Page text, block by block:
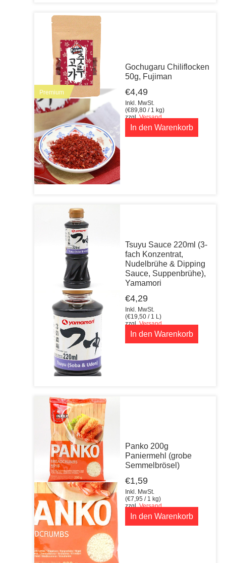
Premium
Gochugaru Chiliflocken
50g, Fujiman
€4,49
Inkl. MwSt.
(€89,80 / 1 kg)
zzgl.Versand
In den Warenkorb
Tsuyu Sauce 220ml (3-
fach Konzentrat,
Nudelbrühe & Dipping
Sauce, Suppenbrühe),
Yamamori
€4,29
Inkl. MwSt.
(€19,50 / 1 L)
zzgl.Versand
In den Warenkorb
Panko 200g
Paniermehl (grobe
Semmelbrösel)
€1,59
Inkl. MwSt.
(€7,95 / 1 kg)
zzgl.Versand
In den Warenkorb